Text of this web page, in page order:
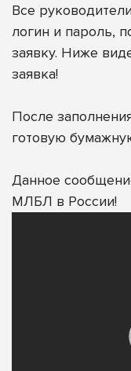
Все
логин и пароль,
заявку. Ниже
заявка!
После
готовую
Данное
МЛБЛ в России!